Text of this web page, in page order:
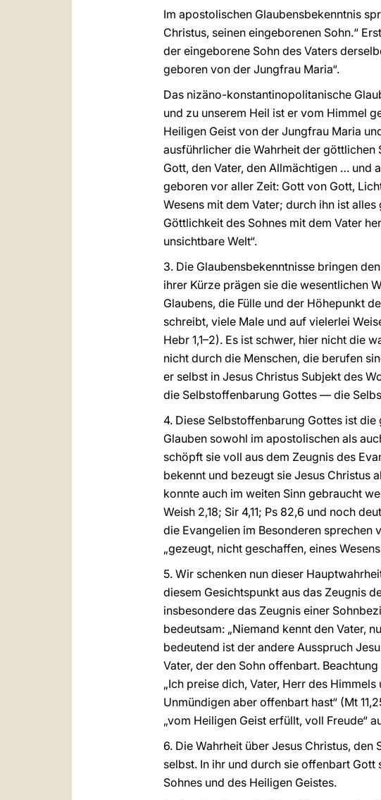
Im apostolischen Glaubensbekenntnis
Christus, seinen eingeborenen Sohn.“
der eingeborene Sohn des Vaters
geboren von der Jungfrau Maria“.
Das nizäno-konstantinopolitanische
und zu unserem Heil ist er vom Himmel
Heiligen Geist von der Jungfrau Maria
ausführlicher die Wahrheit der göttlichen
Gott, den Vater, den Allmächtigen … und
geboren vor aller Zeit: Gott von Gott,
Wesens mit dem Vater; durch ihn ist
Göttlichkeit des Sohnes mit dem Vater
unsichtbare Welt“.
3. Die Glaubensbekenntnisse bringen
ihrer Kürze prägen sie die wesentlichen
Glaubens, die Fülle und der Höhepunkt
schreibt, viele Male und auf vielerlei
Hebr 1,1–2). Es ist schwer, hier nicht die
nicht durch die Menschen, die berufen
er selbst in Jesus Christus Subjekt des
die Selbstoffenbarung Gottes — die
4. Diese Selbstoffenbarung Gottes ist
Glauben sowohl im apostolischen als
schöpft sie voll aus dem Zeugnis des
bekennt und bezeugt sie Jesus Christus
konnte auch im weiten Sinn gebraucht
Weish 2,18; Sir 4,11; Ps 82,6 und noch
die Evangelien im Besonderen sprechen
„gezeugt, nicht geschaffen, eines
5. Wir schenken nun dieser
diesem Gesichtspunkt aus das Zeugnis
insbesondere das Zeugnis einer
bedeutsam: „Niemand kennt den Vater,
bedeutend ist der andere Ausspruch
Vater, der den Sohn offenbart.
„Ich preise dich, Vater, Herr des
Unmündigen aber offenbart hast“ (Mt
„vom Heiligen Geist erfüllt, voll Freude“
6. Die Wahrheit über Jesus Christus,
selbst. In ihr und durch sie offenbart
Sohnes und des Heiligen Geistes.